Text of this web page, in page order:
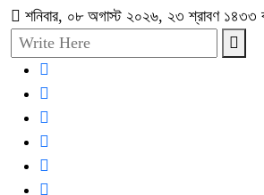
শনিবার, ০৮ অগাস্ট ২০২৬, ২৩ শ্রাবণ ১৪৩৩